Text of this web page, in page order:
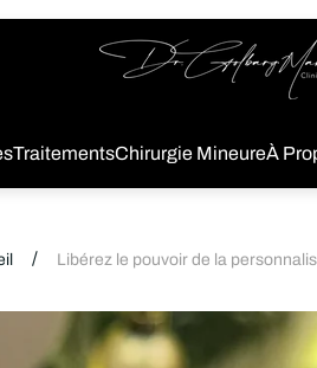
Logo
du
magasin
TraitementsChirurgie MineureÀ
/ Libérez le pouvoir de la